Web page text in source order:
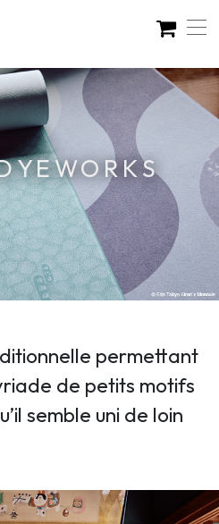
permettant
de petits motifs
semble uni de loin